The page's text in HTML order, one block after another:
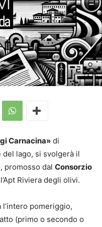
Carnacina» di
lago, si svolgerà il
, promosso dal Consorzio
Riviera degli olivi.
pomeriggio,
(primo o secondo o